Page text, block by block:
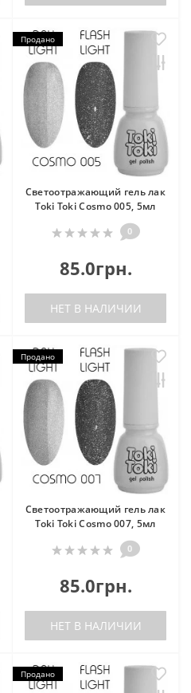
Продано
Светоотражающий гель лак
Toki Toki Cosmo 005, 5мл
0
85.0грн.
НЕТ В НАЛИЧИИ
Продано
Светоотражающий гель лак
Toki Toki Cosmo 007, 5мл
0
85.0грн.
НЕТ В НАЛИЧИИ
Продано